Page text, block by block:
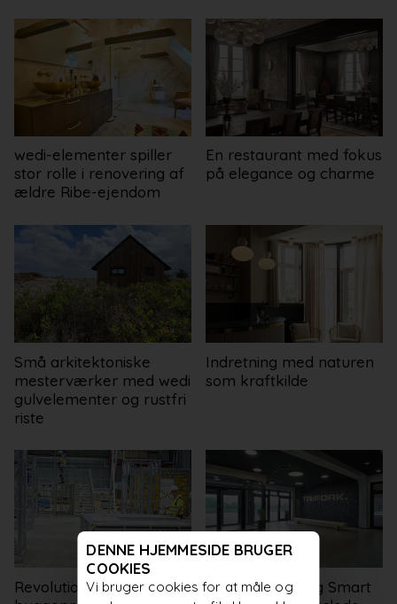
wedi-elementer spiller
stor rolle i renovering af
ældre Ribe-ejendom
En restaurant med fokus
på elegance og charme
Små arkitektoniske
mesterværker med wedi
gulvelementer og rustfri
riste
Indretning med naturen
som kraftkilde
Revolutionér dine
NORTO står bag Smart
DENNE HJEMMESIDE BRUGER
COOKIES
Vi bruger cookies for at måle og